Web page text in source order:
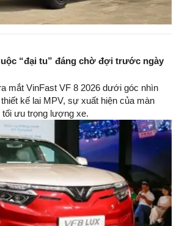
“đại tu” đáng chờ đợi trước ngày
mắt VinFast VF 8 2026 dưới góc nhìn
kế lai MPV, sự xuất hiện của màn
ưu trọng lượng xe.